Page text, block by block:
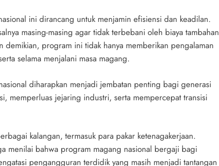
ini dirancang untuk menjamin efisiensi dan keadilan.
masing-masing agar tidak terbebani oleh biaya tambahan
program ini tidak hanya memberikan pengalaman
selama menjalani masa magang.
diharapkan menjadi jembatan penting bagi generasi
memperluas jejaring industri, serta mempercepat transisi
kalangan, termasuk para pakar ketenagakerjaan.
menilai bahwa program magang nasional bergaji bagi
pengangguran terdidik yang masih menjadi tantangan